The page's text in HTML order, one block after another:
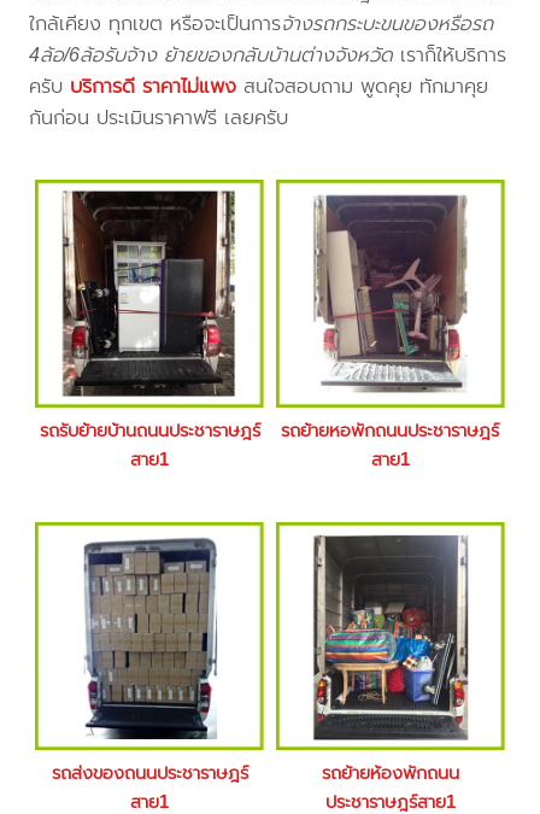
ใกล้เคียง ทุกเขต หรือจะเป็นการจ้างรถกระบะขนของหรือรถ
4ล้อ/6ล้อรับจ้าง ย้ายของกลับบ้านต่างจังหวัด เราก็ให้บริการ
ครับ บริการดี ราคาไม่แพง สนใจสอบถาม พูดคุย ทักมาคุย
กันก่อน ประเมินราคาฟรี เลยครับ
รถรับย้ายบ้านถนนประชาราษฎร์
สาย1
รถย้ายหอพักถนนประชาราษฎร์
สาย1
รถส่งของถนนประชาราษฎร์
สาย1
รถย้ายห้องพักถนน
ประชาราษฎร์สาย1